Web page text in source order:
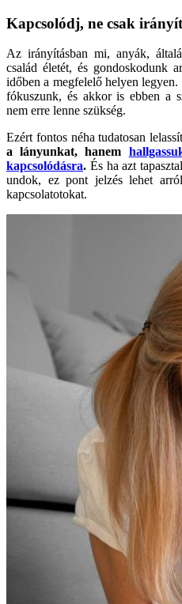
Kapcsolódj, ne csak
Az irányításban mi, anyák,
család életét, és gondoskodunk
időben a megfelelő helyen
fókuszunk, és akkor is ebben a
nem erre lenne szükség.
Ezért fontos néha tudatosan
a lányunkat, hanem
kapcsolódásra. És ha azt
undok, ez pont jelzés lehet
kapcsolatotokat.